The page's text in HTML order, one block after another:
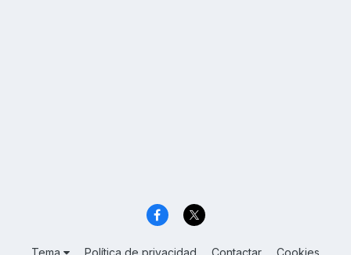
Tema Política de privacidad Contactar Cookies